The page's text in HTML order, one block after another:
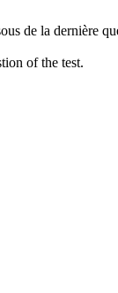
de la dernière
of the test.